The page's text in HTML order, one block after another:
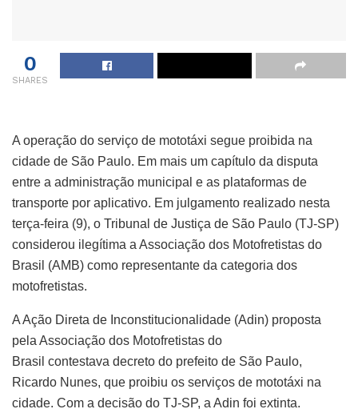
0
SHARES
A operação do serviço de mototáxi segue proibida na
cidade de São Paulo. Em mais um capítulo da disputa
entre a administração municipal e as plataformas de
transporte por aplicativo. Em julgamento realizado nesta
terça-feira (9), o Tribunal de Justiça de São Paulo (TJ-SP)
considerou ilegítima a Associação dos Motofretistas do
Brasil (AMB) como representante da categoria dos
motofretistas.
A Ação Direta de Inconstitucionalidade (Adin) proposta
pela Associação dos Motofretistas do
Brasil contestava decreto do prefeito de São Paulo,
Ricardo Nunes, que proibiu os serviços de mototáxi na
cidade. Com a decisão do TJ-SP, a Adin foi extinta.